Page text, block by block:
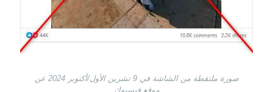
صورة ملتقطة من الشاشة في 9 تشرين الأول/أكتوبر 2024 عن
موقع فيسبوك